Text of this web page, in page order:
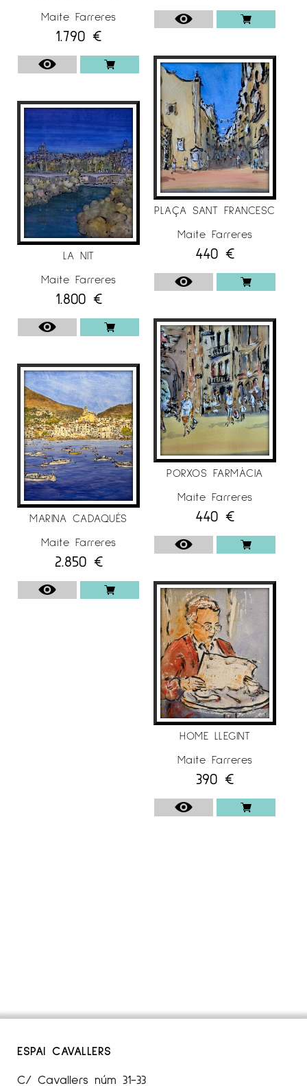
Maite Farreres
1.790 €
LA NIT
Maite Farreres
1.800 €
MARINA CADAQUÉS
Maite Farreres
2.850 €
PLAÇA SANT FRANCESC
Maite Farreres
440 €
PORXOS FARMÀCIA
Maite Farreres
440 €
HOME LLEGINT
Maite Farreres
390 €
ESPAI CAVALLERS
C/ Cavallers núm 31-33